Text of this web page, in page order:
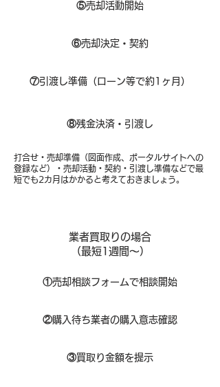
⑤売却活動開始
⑥売却決定・契約
⑦引渡し準備（ローン等で約1ヶ月）
打合せ・売却準備（図面作成、ポータルサイトへの
登録など）・売却活動・契約・引渡し準備などで最
短でも2カ月はかかると考えておきましょう。
⑧​残金決済・引渡し
業者買取りの場合
（​最短1週間～）
①​売却相談フォームで相談開始
②購入待ち業者の購入意志確認
③買取り金額を提示